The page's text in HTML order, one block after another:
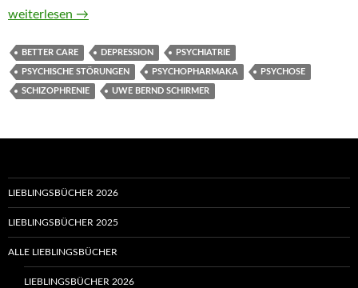
Psychopharmakotherapie und Empowerment. Ein
weiterlesen →
BETTER CARE DEPRESSION PSYCHIATRIE
PSYCHISCHE STÖRUNGEN PSYCHOPHARMAKA PSYCHOSE
SCHIZOPHRENIE UWE BERND SCHIRMER
LIEBLINGSBÜCHER 2026
LIEBLINGSBÜCHER 2025
ALLE LIEBLINGSBÜCHER
LIEBLINGSBÜCHER 2026